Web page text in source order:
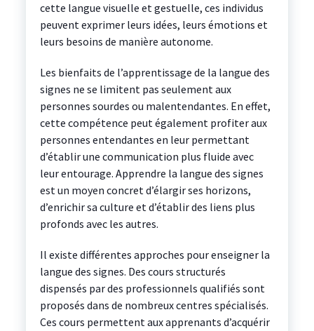
cette langue visuelle et gestuelle, ces individus
peuvent exprimer leurs idées, leurs émotions et
leurs besoins de manière autonome.
Les bienfaits de l’apprentissage de la langue des
signes ne se limitent pas seulement aux
personnes sourdes ou malentendantes. En effet,
cette compétence peut également profiter aux
personnes entendantes en leur permettant
d’établir une communication plus fluide avec
leur entourage. Apprendre la langue des signes
est un moyen concret d’élargir ses horizons,
d’enrichir sa culture et d’établir des liens plus
profonds avec les autres.
Il existe différentes approches pour enseigner la
langue des signes. Des cours structurés
dispensés par des professionnels qualifiés sont
proposés dans de nombreux centres spécialisés.
Ces cours permettent aux apprenants d’acquérir